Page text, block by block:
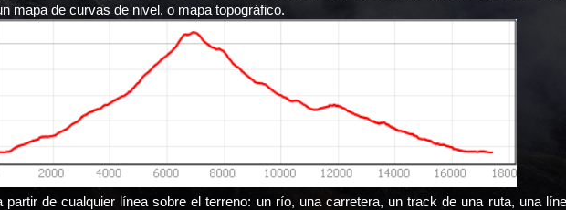
mapa de curvas de nivel, o mapa topográfico.
partir de cualquier línea sobre el terreno: un río, una carretera, un track de una ruta, una